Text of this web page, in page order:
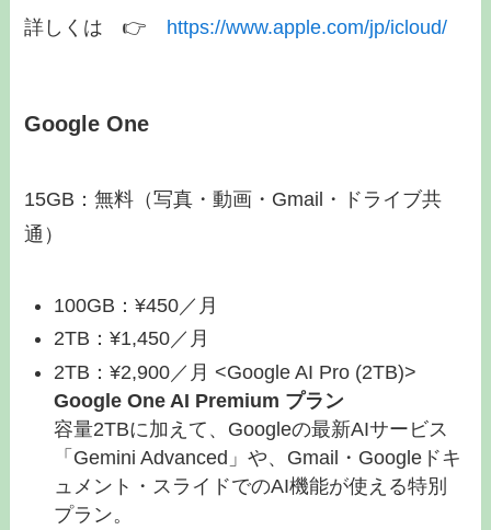
詳しくは 👉️ https://www.apple.com/jp/icloud/
Google One
15GB：無料（写真・動画・Gmail・ドライブ共
通）
100GB：¥450／月
2TB：¥1,450／月
2TB：¥2,900／月 <Google AI Pro (2TB)>
Google One AI Premium プラン
容量2TBに加えて、Googleの最新AIサービス
「Gemini Advanced」や、Gmail・Googleドキ
ュメント・スライドでのAI機能が使える特別
プラン。